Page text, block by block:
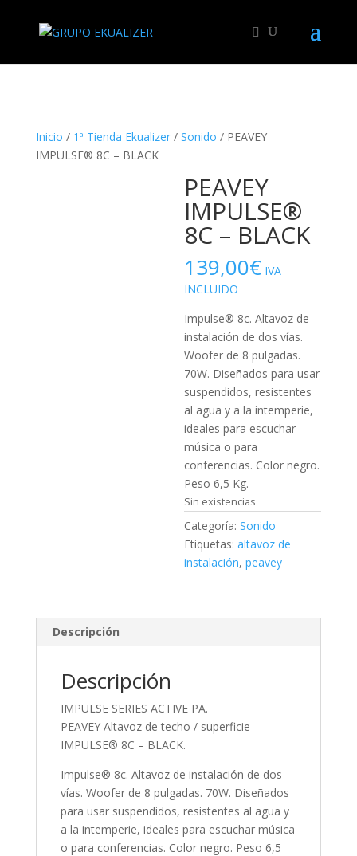
Inicio / 1ª Tienda Ekualizer/ Sonido / PEAVEY
IMPULSE® 8C – BLACK
PEAVEY
IMPULSE®
8C – BLACK
139,00€ IVA
INCLUIDO
Impulse® 8c. Altavoz de
instalación de dos vías.
Woofer de 8 pulgadas.
70W. Diseñados para usar
suspendidos, resistentes
al agua y a la intemperie,
ideales para escuchar
música o para
conferencias. Color negro.
Peso 6,5 Kg.
Sin existencias
Categoría:Sonido
Etiquetas:altavoz de
instalación,peavey
Descripción
Descripción
IMPULSE SERIES ACTIVE PA.
PEAVEY Altavoz de techo / superficie
IMPULSE® 8C – BLACK.
Impulse® 8c. Altavoz de instalación de dos
vías. Woofer de 8 pulgadas. 70W. Diseñados
para usar suspendidos, resistentes al agua y
a la intemperie, ideales para escuchar música
o para conferencias. Color negro. Peso 6,5